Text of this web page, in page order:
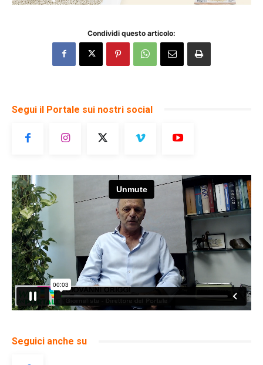
Condividi questo articolo:
Segui il Portale sui nostri social
Seguici anche su